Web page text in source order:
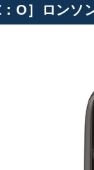
：O］ロン